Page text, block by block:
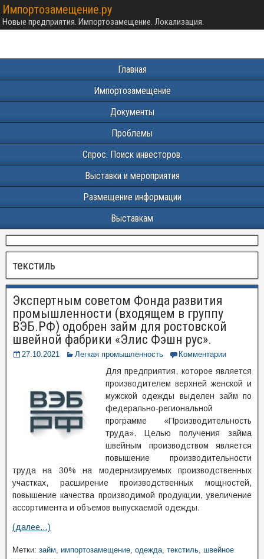
Импортозамещение.ру
Новые предприятия. Импортозамещение. Локализация.
Главная
Импортозамещение
Документы
Проблемы
Спрос. Поиск инвесторов.
Выставки и мероприятия
Размещение информации
Выставкам
текстиль
Экспертным советом Фонда развития
промышленности (входящем в группу
ВЭБ.РФ) одобрен займ для ростовской
швейной фабрики «Элис Фэшн рус».
27.10.2021 Легкая промышленность Комментарии
Для предприятия, которое является
производителем верхней женской и
мужской одежды выделен займ по
федерально-региональной
программе «Производительность
труда». Целью получения займа
швейным производством является
повышение производительности
труда на 30% на модернизируемых производственных
участках, расширение производственных мощностей,
повышение качества производимой продукции, увеличение
ассортимента и объемов выпускаемой одежды.
(далее…)
Метки: займ, импортозамещение, одежда, текстиль, швейное